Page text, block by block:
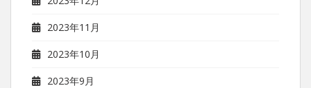
2023年11月
2023年10月
2023年9月